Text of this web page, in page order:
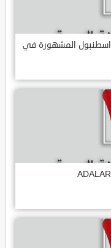
المشهورة في